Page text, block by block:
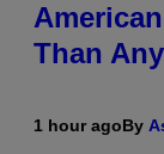
Than
1 hour agoBy